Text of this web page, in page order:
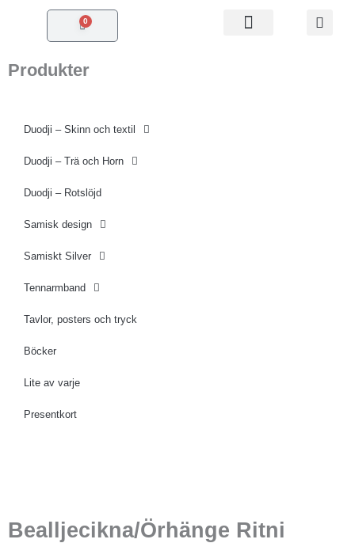
0
Varukorg
Produkter
Duodji – Skinn och textil
Duodji – Trä och Horn
Duodji – Rotslöjd
Samisk design
Samiskt Silver
Tennarmband
Tavlor, posters och tryck
Böcker
Lite av varje
Presentkort
Bealljecikna/Örhänge Ritni